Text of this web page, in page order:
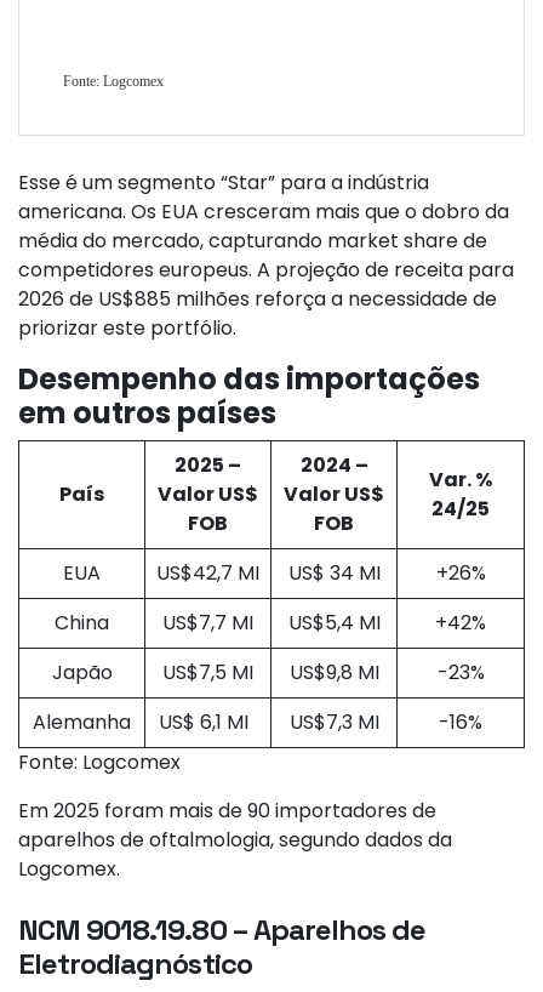
Esse é um segmento “Star” para a indústria
americana. Os EUA cresceram mais que o dobro da
média do mercado, capturando market share de
competidores europeus. A projeção de receita para
2026 de US$885 milhões reforça a necessidade de
priorizar este portfólio.
Desempenho das importações
em outros países
País
2025 –
Valor US$
FOB
2024 –
Valor US$
FOB
Var. %
24/25
EUA US$42,7 MI US$ 34 MI
+26%
China
US$7,7 MI US$5,4 MI
+42%
Japão
US$7,5 MI US$9,8 MI
-23%
Alemanha
US$ 6,1 MI US$7,3 MI
-16%
Fonte: Logcomex
Em 2025 foram mais de 90 importadores de
aparelhos de oftalmologia, segundo dados da
Logcomex.
NCM 9018.19.80 – Aparelhos de
Eletrodiagnóstico